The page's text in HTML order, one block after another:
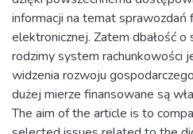
informacji na temat
elektronicznej. Zatem dbałość
rodzimy system rachunkowości
widzenia rozwoju
dużej mierze finansowane są
The aim of the article is to